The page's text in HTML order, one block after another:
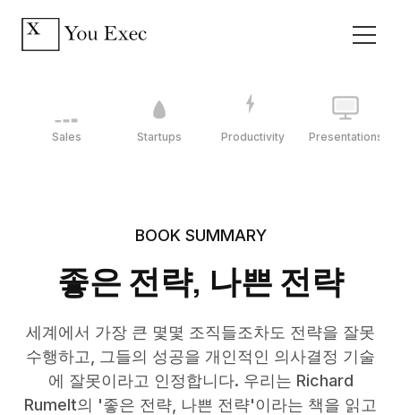
Sales Startups Productivity Presentations
BOOK SUMMARY
좋은 전략, 나쁜 전략
세계에서 가장 큰 몇몇 조직들조차도 전략을 잘못
수행하고, 그들의 성공을 개인적인 의사결정 기술
에 잘못이라고 인정합니다. 우리는 Richard
Rumelt의 '좋은 전략, 나쁜 전략'이라는 책을 읽고